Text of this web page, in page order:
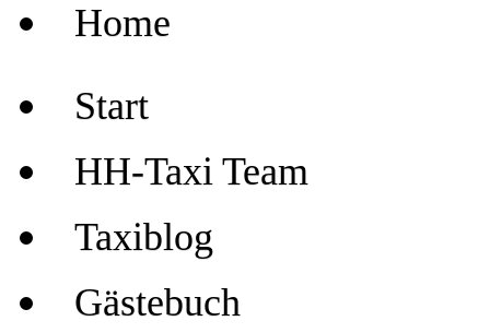
Home
Start
HH-Taxi Team
Taxiblog
Gästebuch